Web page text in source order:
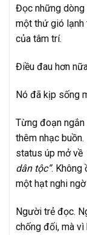
Đọc những dòng
một thứ gió lạnh
của tâm trí.
Điều đau hơn
Nó đã kịp sống
Từng đoạn
thêm nhạc
status úp mở về
dân tộc”. Không
một hạt nghi
Người trẻ đọc.
chống đối, mà